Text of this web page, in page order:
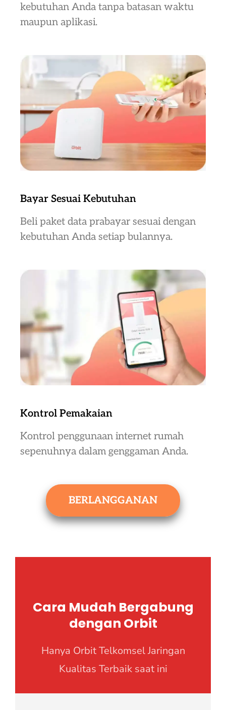
kebutuhan Anda tanpa batasan waktu
maupun aplikasi.
Bayar Sesuai Kebutuhan
Beli paket data prabayar sesuai dengan
kebutuhan Anda setiap bulannya.
Kontrol Pemakaian
Kontrol penggunaan internet rumah
sepenuhnya dalam genggaman Anda.
BERLANGGANAN
Cara Mudah Bergabung
dengan Orbit
Hanya Orbit Telkomsel Jaringan
Kualitas Terbaik saat ini